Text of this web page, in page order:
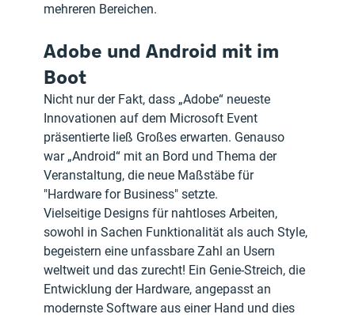
mehreren Bereichen.
Adobe und Android mit im
Boot
Nicht nur der Fakt, dass „Adobe“ neueste
Innovationen auf dem Microsoft Event
präsentierte ließ Großes erwarten. Genauso
war „Android“ mit an Bord und Thema der
Veranstaltung, die neue Maßstäbe für
"Hardware for Business" setzte.
Vielseitige Designs für nahtloses Arbeiten,
sowohl in Sachen Funktionalität als auch Style,
begeistern eine unfassbare Zahl an Usern
weltweit und das zurecht! Ein Genie-Streich, die
Entwicklung der Hardware, angepasst an
modernste Software aus einer Hand und dies